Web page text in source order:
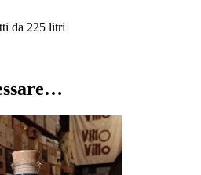
da 225 litri